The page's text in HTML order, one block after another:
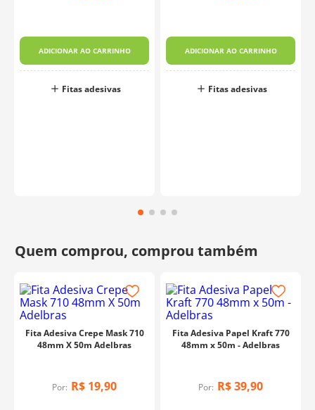
ADICIONAR AO CARRINHO
Fitas adesivas
ADICIONAR AO CARRINHO
Fitas adesivas
Fita Adesiva Crepe Mask 710
48mm X 50m Adelbras
Por: R$ 19,90
Fita Adesiva Papel Kraft 770
48mm x 50m - Adelbras
Por: R$39,90